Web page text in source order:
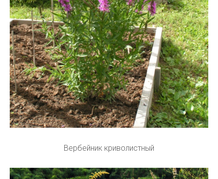
Вербейник криволистный